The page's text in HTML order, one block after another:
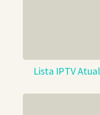
Lista IPTV